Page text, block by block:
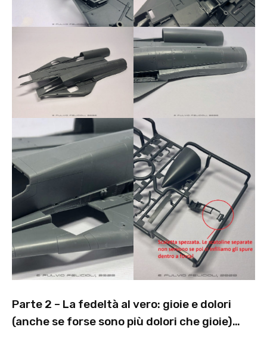
Parte 2 – La fedeltà al vero: gioie e dolori
(anche se forse sono più dolori che gioie)…